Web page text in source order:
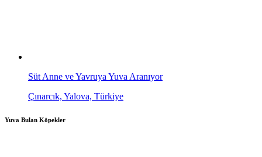
Süt Anne ve Yavruya Yuva Aranıyor
Çınarcık, Yalova, Türkiye
Yuva Bulan Köpekler